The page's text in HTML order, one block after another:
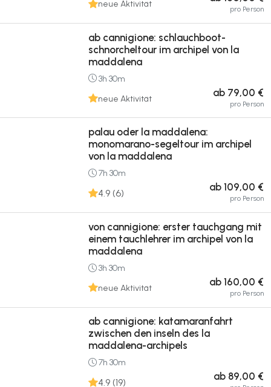
neue Aktivität
pro Person
ab cannigione: schlauchboot-
schnorcheltour im archipel von la
maddalena
3h 30m
neue Aktivität
ab 79,00 €
pro Person
palau oder la maddalena:
monomarano-segeltour im archipel
von la maddalena
7h 30m
4.9 (6) ab 109,00 €
pro Person
von cannigione: erster tauchgang mit
einem tauchlehrer im archipel von la
maddalena
3h 30m
neue Aktivität
ab 160,00 €
pro Person
ab cannigione: katamaranfahrt
zwischen den inseln des la
maddalena-archipels
7h 30m
4.9 (19) ab 89,00 €